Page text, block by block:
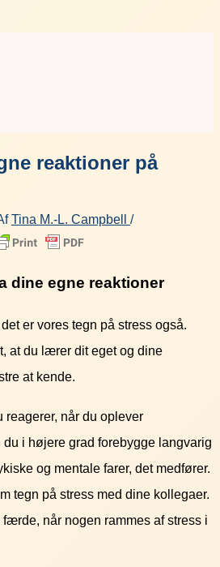
reaktioner på
Tina M.-L. Campbell /
dine egne reaktioner
er vores tegn på stress også.
at du lærer dit eget og dine
at kende.
reagerer, når du oplever
i højere grad forebygge langvarig
og mentale farer, det medfører.
tegn på stress med dine kollegaer.
når nogen rammes af stress i